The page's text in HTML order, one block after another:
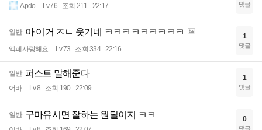
Apdo Lv.76 조회 211 22:17 댓글
일반 아 이거 ㅈㄴ 웃기네 ㅋㅋㅋㅋㅋㅋㅋㅋㅋ
엑페사랑해요 Lv.73 조회 334 22:16
1
댓글
일반 퍼스트 말해준다
어바 Lv.8 조회 190 22:09
1
댓글
일반 구마유시면 잘하는 원딜이지 ㅋㅋ 0
댓글